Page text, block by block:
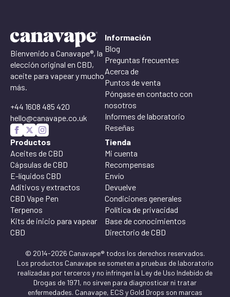
Bienvenido a Canavape®, la
elección original en CBD,
aceite para vapear y mucho
más.
+44 1608 485 420
hello@canavape.co.uk
Información
Blog
Preguntas frecuentes
Acerca de
Puntos de venta
Póngase en contacto con
nosotros
Informes de laboratorio
Reseñas
Productos
Aceites de CBD
Cápsulas de CBD
E-líquidos CBD
Aditivos y extractos
CBD Vape Pen
Terpenos
Kits de inicio para vapear
CBD
Tienda
Mi cuenta
Recompensas
Envío
Devuelve
Condiciones generales
Política de privacidad
Base de conocimientos
Directorio de CBD
© 2014-2026 Canavape® todos los derechos reservados.
Los productos Canavape se someten a pruebas de laboratorio
realizadas por terceros y no infringen la Ley de Uso Indebido de
Drogas de 1971, no sirven para diagnosticar ni tratar
enfermedades. Canavape, ECS y Gold Drops son marcas